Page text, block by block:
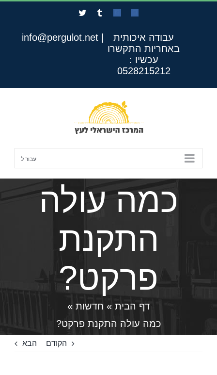
Custom
Tumblr
עבודה איכותית
באחריות התקשרו
עכשיו :
0528215212
info@pergulot.net
עבור ל
כמה עולה
התקנת
פרקט?
דף הבית » חדשות »
כמה עולה התקנת פרקט?
הקודם הבא